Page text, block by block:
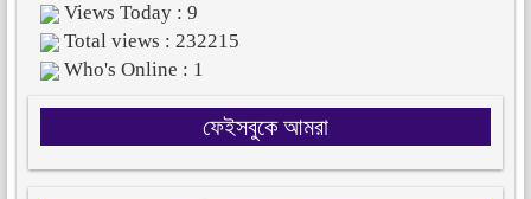
Views Today : 9
Total views : 232215
Who's Online : 1
ফেইসবুকে আমরা